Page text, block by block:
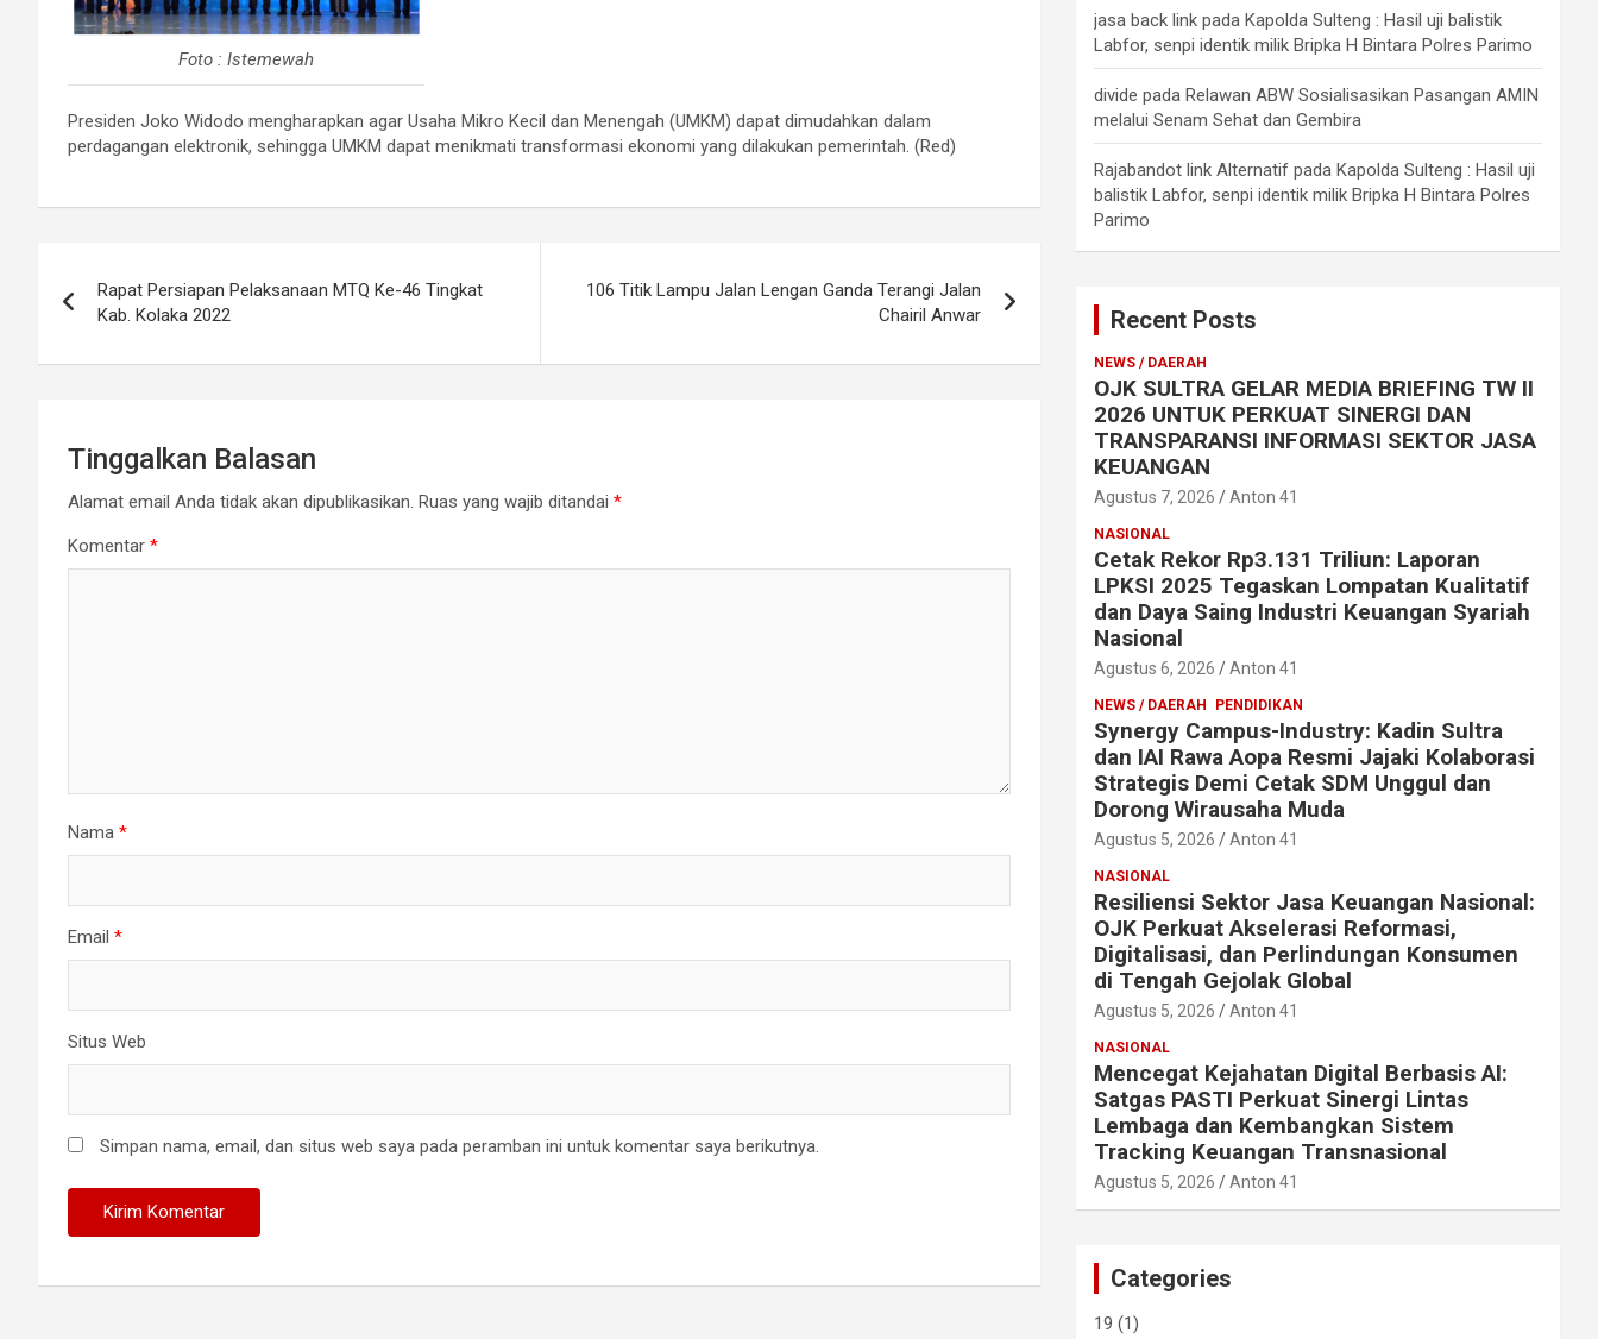
Foto : Istemewah
Presiden Joko Widodo mengharapkan agar Usaha Mikro Kecil dan Menengah (UMKM) dapat dimudahkan dalam
perdagangan elektronik, sehingga UMKM dapat menikmati transformasi ekonomi yang dilakukan pemerintah. (Red)
pos
Rapat Persiapan Pelaksanaan MTQ Ke-46 Tingkat
Kab. Kolaka 2022
106 Titik Lampu Jalan Lengan Ganda Terangi Jalan
Chairil Anwar
Tinggalkan Balasan
Alamat email Anda tidak akan dipublikasikan. Ruas yang wajib ditandai *
Komentar *
Nama *
Email *
Situs Web
Simpan nama, email, dan situs web saya pada peramban ini untuk komentar saya berikutnya.
jasa back link pada Kapolda Sulteng : Hasil uji balistik
Labfor, senpi identik milik Bripka H Bintara Polres Parimo
divide pada Relawan ABW Sosialisasikan Pasangan AMIN
melalui Senam Sehat dan Gembira
Rajabandot link Alternatif pada Kapolda Sulteng : Hasil uji
balistik Labfor, senpi identik milik Bripka H Bintara Polres
Parimo
Recent Posts
NEWS / DAERAH
OJK SULTRA GELAR MEDIA BRIEFING TW II
2026 UNTUK PERKUAT SINERGI DAN
TRANSPARANSI INFORMASI SEKTOR JASA
KEUANGAN
Agustus 7, 2026 Anton 41
NASIONAL
Cetak Rekor Rp3.131 Triliun: Laporan
LPKSI 2025 Tegaskan Lompatan Kualitatif
dan Daya Saing Industri Keuangan Syariah
Nasional
Agustus 6, 2026 Anton 41
NEWS / DAERAH PENDIDIKAN
Synergy Campus-Industry: Kadin Sultra
dan IAI Rawa Aopa Resmi Jajaki Kolaborasi
Strategis Demi Cetak SDM Unggul dan
Dorong Wirausaha Muda
Agustus 5, 2026 Anton 41
NASIONAL
Resiliensi Sektor Jasa Keuangan Nasional:
OJK Perkuat Akselerasi Reformasi,
Digitalisasi, dan Perlindungan Konsumen
di Tengah Gejolak Global
Agustus 5, 2026 Anton 41
NASIONAL
Mencegat Kejahatan Digital Berbasis AI:
Satgas PASTI Perkuat Sinergi Lintas
Lembaga dan Kembangkan Sistem
Tracking Keuangan Transnasional
Agustus 5, 2026 Anton 41
Categories
19 (1)